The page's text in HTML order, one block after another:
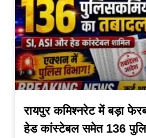
रायपुर कमिश्नरेट में बड़ा
हेड कांस्टेबल समेत 136